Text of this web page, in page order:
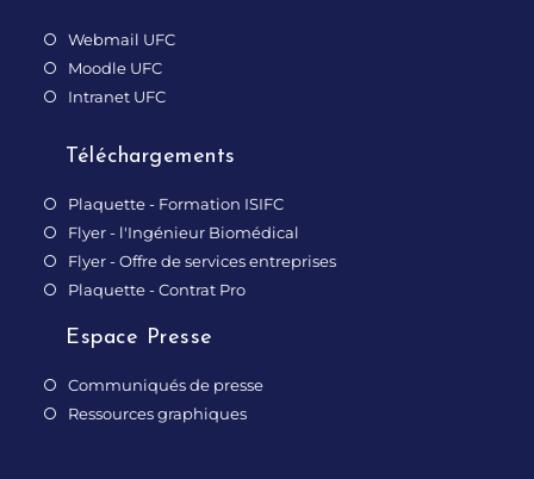
Webmail UFC
Moodle UFC
Intranet UFC
Téléchargements
Plaquette - Formation ISIFC
Flyer - l'Ingénieur Biomédical
Flyer - Offre de services entreprises
Plaquette - Contrat Pro
Espace Presse
Communiqués de presse
Ressources graphiques